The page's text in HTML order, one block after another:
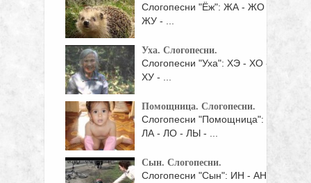
Слогопесни "Ёж": ЖА - ЖО -
ЖУ - ...
Уха. Слогопесни.
Слогопесни "Уха": ХЭ - ХО -
ХУ - ...
Помощница. Слогопесни.
Слогопесни "Помощница":
ЛА - ЛО - ЛЫ - ...
Сын. Слогопесни.
Слогопесни "Сын": ИН - АН -